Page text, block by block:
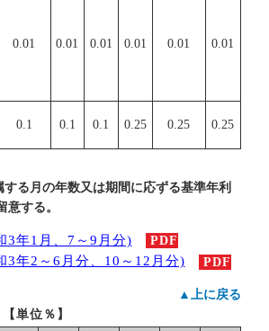
0.01 0.01 0.01 0.01 0.01 0.01
0.1 0.1 0.1 0.25 0.25 0.25
る月の年数又は期間に応ずる基準年利
意する。
3年1月、7～9月分) PDF
3年2～6月分、10～12月分) PDF
▲上に戻る
位％】